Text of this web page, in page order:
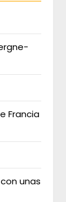
Francia
unas